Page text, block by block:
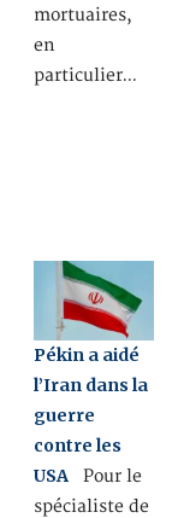
mortuaires,
en
particulier…
Pékin a aidé
l’Iran dans la
guerre
contre les
USA Pour le
spécialiste de